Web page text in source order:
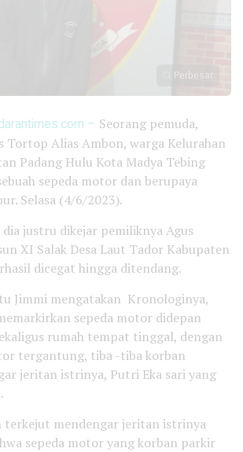
Perbesar
– Seorang pemuda,
Tortop Alias Ambon, warga Kelurahan
Padang Hulu Kota Madya Tebing
sepeda motor dan berupaya
Selasa (4/6/2023).
dia justru dikejar pemiliknya Agus
XI Salak Desa Laut Tador Kabupaten
dicegat hingga ditendang.
Jimmi mengatakan Kronologinya,
sepeda motor didepan
rumah tempat tinggal, dengan
tergantung, tiba -tiba korban
jeritan istrinya, Putri Eka sari yang
terkejut mendengar jeritan istrinya
sepeda motor yang korban parkir